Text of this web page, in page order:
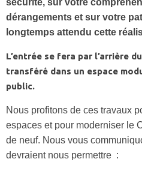
dérangements et sur votre
longtemps attendu cette
L’entrée se fera par l’arrière
transféré dans un espace
public.
Nous profitons de ces travaux
espaces et pour moderniser le
de neuf. Nous vous
devraient nous permettre :